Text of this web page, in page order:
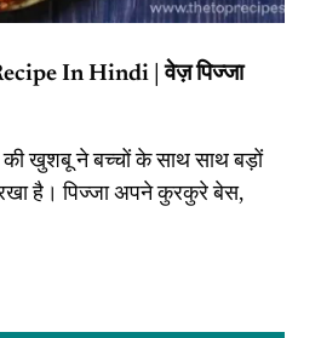
In Hindi | वेज़ पिज्जा
की खुशबू ने बच्चों के साथ साथ बड़ों
रखा है। पिज्जा अपने कुरकुरे बेस,